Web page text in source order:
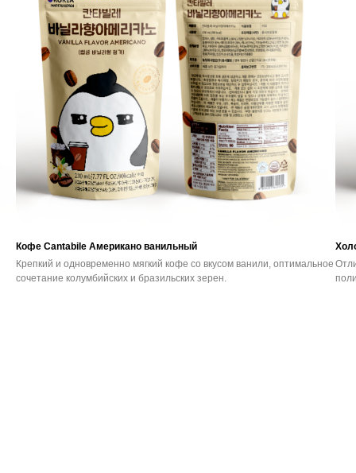
Кофе Cantabile Американо ванильный
Крепкий и одновременно мягкий кофе со вкусом ванили, оптимальное
сочетание колумбийских и бразильских зерен.